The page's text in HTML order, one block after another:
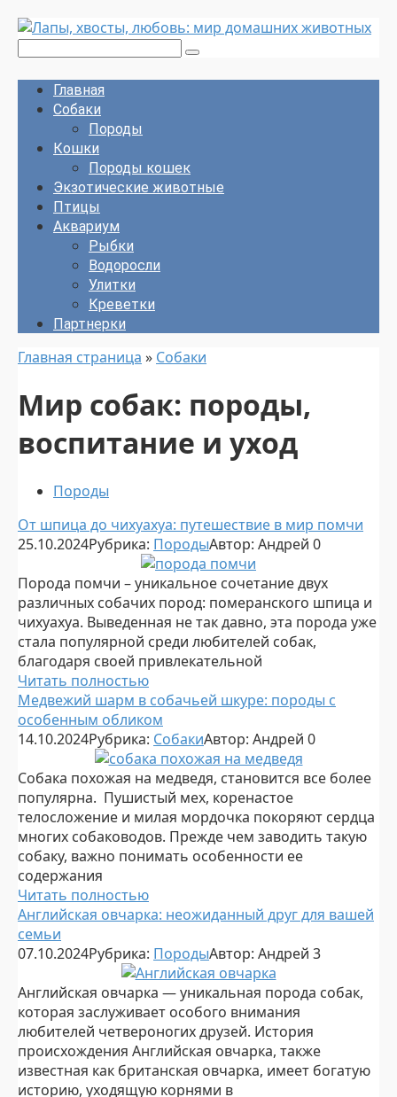
Перейти
к
Поиск:
Главная
Собаки
Породы
Кошки
Породы кошек
Экзотические животные
Птицы
Аквариум
Рыбки
Водоросли
Улитки
Креветки
Партнерки
Главная страница » Собаки
Мир собак: породы,
воспитание и уход
Породы
От шпица до чихуахуа: путешествие в мир помчи
25.10.2024Рубрика: ПородыАвтор: Андрей 0
Порода помчи – уникальное сочетание двух
различных собачих пород: померанского шпица и
чихуахуа. Выведенная не так давно, эта порода уже
стала популярной среди любителей собак,
благодаря своей привлекательной
Читать полностью
Медвежий шарм в собачьей шкуре: породы с
особенным обликом
14.10.2024Рубрика: СобакиАвтор: Андрей 0
Собака похожая на медведя, становится все более
популярна. Пушистый мех, коренастое
телосложение и милая мордочка покоряют сердца
многих собаководов. Прежде чем заводить такую
собаку, важно понимать особенности ее
содержания
Читать полностью
Английская овчарка: неожиданный друг для вашей
семьи
07.10.2024Рубрика: ПородыАвтор: Андрей 3
Английская овчарка — уникальная порода собак,
которая заслуживает особого внимания
любителей четвероногих друзей. История
происхождения Английская овчарка, также
известная как британская овчарка, имеет богатую
историю, уходящую корнями в